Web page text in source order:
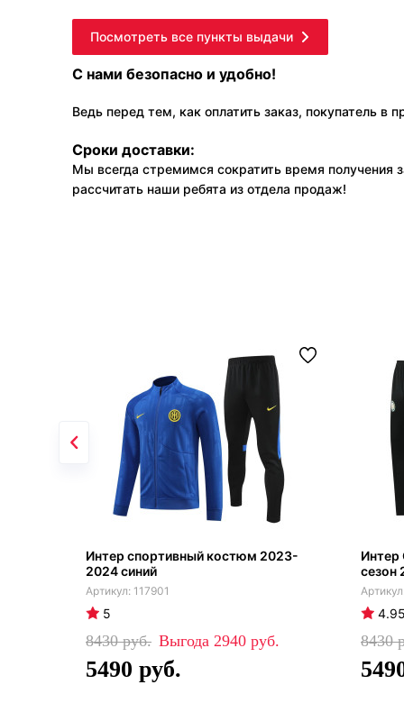
Посмотреть все пункты выдачи
С нами безопасно и удобно!
Ведь перед тем, как оплатить заказ, покупатель в
Сроки доставки:
Мы всегда стремимся сократить время получения
рассчитать наши ребята из отдела продаж!
Интер спортивный костюм 2023-
2024 синий
117901
5
8430 2940
5490
Интер
сезон
8430